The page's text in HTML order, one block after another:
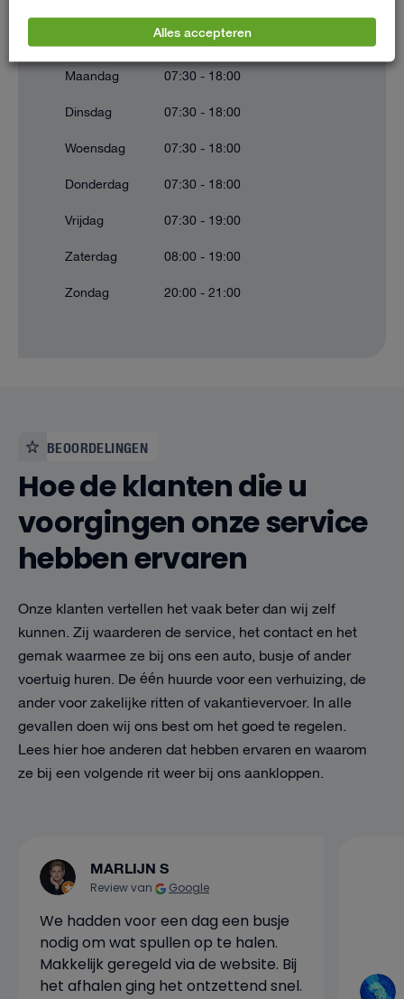
Openingstijden kunnen afwijken op feestdagen
Maandag
07:30 - 18:00
Dinsdag
07:30 - 18:00
Woensdag
07:30 - 18:00
Donderdag
07:30 - 18:00
Vrijdag
07:30 - 19:00
Zaterdag
08:00 - 19:00
Zondag
20:00 - 21:00
BEOORDELINGEN
Hoe de klanten die u
voorgingen onze service
hebben ervaren
Onze klanten vertellen het vaak beter dan wij zelf
kunnen. Zij waarderen de service, het contact en het
gemak waarmee ze bij ons een auto, busje of ander
voertuig huren. De één huurde voor een verhuizing, de
ander voor zakelijke ritten of vakantievervoer. In alle
gevallen doen wij ons best om het goed te regelen.
Lees hier hoe anderen dat hebben ervaren en waarom
ze bij een volgende rit weer bij ons aankloppen.
MARLIJN S
Review van Google
We hadden voor een dag een busje
nodig om wat spullen op te halen.
Makkelijk geregeld via de website. Bij
het afhalen ging het ontzettend snel.
Alles accepteren